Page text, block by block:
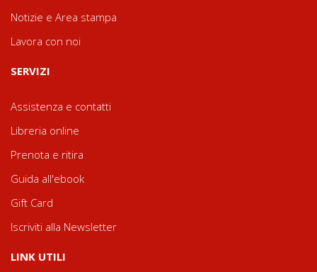
Notizie e Area stampa
Lavora con noi
SERVIZI
Assistenza e contatti
Libreria online
Prenota e ritira
Guida all'ebook
Gift Card
Iscriviti alla Newsletter
LINK UTILI